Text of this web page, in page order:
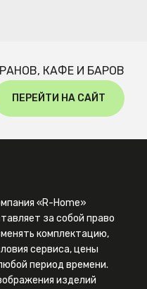
КАФЕ И БАРОВ
ПЕРЕЙТИ НА САЙТ
«R-Home»
за собой право
комплектацию,
сервиса, цены
период времени.
изделий